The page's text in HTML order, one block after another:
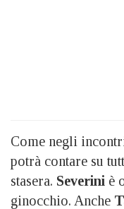
Come negli
potrà contare su
stasera. Severini è
ginocchio. Anche